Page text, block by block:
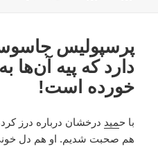
دارد که پیه آن‌ها
خورده است!
با حمید درخشان درباره درز
هم صحبت شدیم. او هم دل